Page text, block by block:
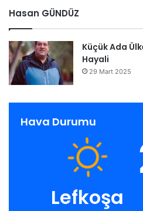
Hasan GÜNDÜZ
Küçük Ada
Hayali
29 Mart 2025
Hava Durumu
Lefkoşa